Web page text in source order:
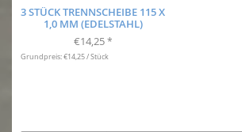
3 STÜCK TRENNSCHEIBE 115 X
1,0 MM (EDELSTAHL)
€14,25 *
Grundpreis: €14,25 / Stück